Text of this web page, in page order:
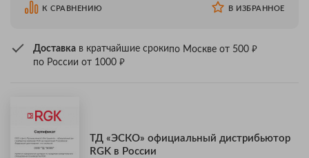
К СРАВНЕНИЮ В ИЗБРАННОЕ
Доставка в кратчайшие срокипо Москве от 500 ₽
по России от 1000 ₽
ТД «ЭСКО» официальный дистрибьютор
RGK в России